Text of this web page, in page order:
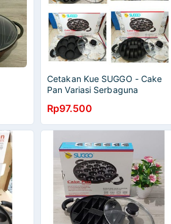
Cetakan Kue SUGGO - Cake
Pan Variasi Serbaguna
Rp97.500